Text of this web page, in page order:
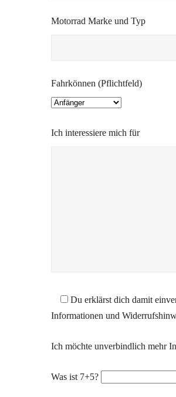
Motorrad Marke und Typ
Fahrkönnen (Pflichtfeld)
Ich interessiere mich für
Du erklärst dich damit
Informationen und
Ich möchte unverbindlich mehr
Was ist 7+5?